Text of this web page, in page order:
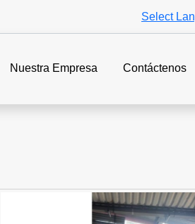
Select
Nuestra Empresa Contáctenos